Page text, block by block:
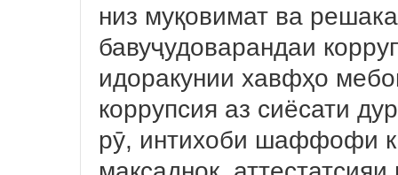
низ муқовимат ва
бавуҷудоварандаи
идоракунии хавфҳо
коррупсия аз сиёсати
рӯ, интихоби шаффофи